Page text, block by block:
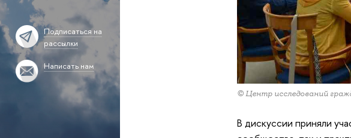
Подписаться на
рассылки
Написать нам
© Центр исследований
В дискуссии приняли